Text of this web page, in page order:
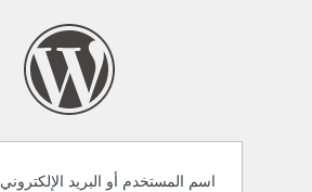
اسم المستخدم أو البريد الإلكتروني